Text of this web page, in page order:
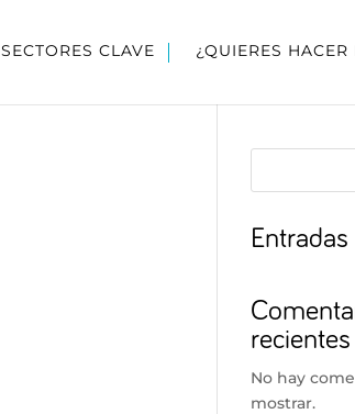
SECTORES CLAVE ¿QUIERES HACER
recientes
No hay
mostrar.